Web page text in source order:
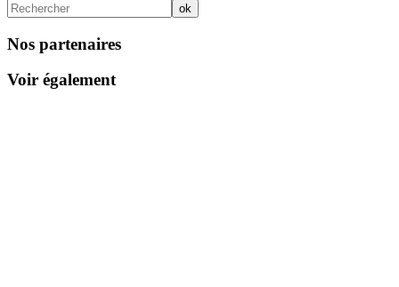
Nos partenaires
Voir également